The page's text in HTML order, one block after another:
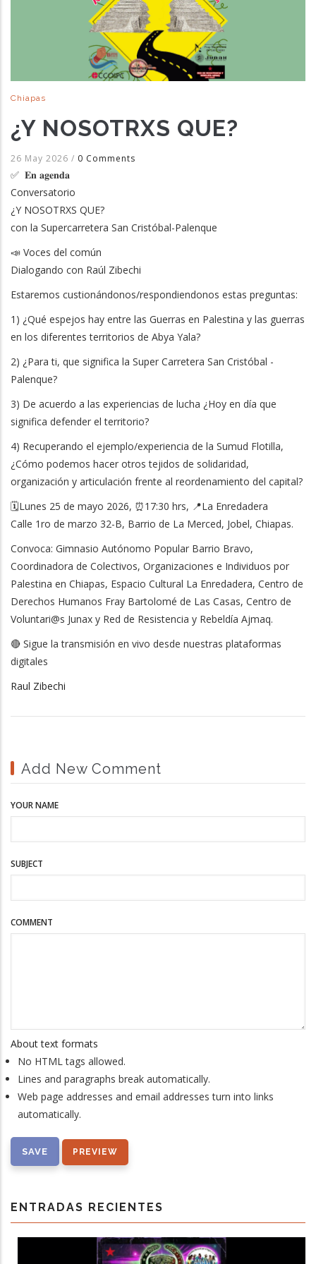
Chiapas
¿Y NOSOTRXS QUE?
26 May 2026 / 0 Comments
✅ 𝐄𝐧 𝐚𝐠𝐞𝐧𝐝𝐚
Conversatorio
¿Y NOSOTRXS QUE?
con la Supercarretera San Cristóbal-Palenque
📣 Voces del común
Dialogando con Raúl Zibechi
Estaremos custionándonos/respondiendonos estas preguntas:
1) ¿Qué espejos hay entre las Guerras en Palestina y las guerras
en los diferentes territorios de Abya Yala?
2) ¿Para ti, que significa la Super Carretera San Cristóbal -
Palenque?
3) De acuerdo a las experiencias de lucha ¿Hoy en día que
significa defender el territorio?
4) Recuperando el ejemplo/experiencia de la Sumud Flotilla,
¿Cómo podemos hacer otros tejidos de solidaridad,
organización y articulación frente al reordenamiento del capital?
🗓️Lunes 25 de mayo 2026, ⏰17:30 hrs, 📍La Enredadera
Calle 1ro de marzo 32-B, Barrio de La Merced, Jobel, Chiapas.
Convoca: Gimnasio Autónomo Popular Barrio Bravo,
Coordinadora de Colectivos, Organizaciones e Individuos por
Palestina en Chiapas, Espacio Cultural La Enredadera, Centro de
Derechos Humanos Fray Bartolomé de Las Casas, Centro de
Voluntari@s Junax y Red de Resistencia y Rebeldía Ajmaq.
🔴 Sigue la transmisión en vivo desde nuestras plataformas
digitales
Raul Zibechi
Add New Comment
YOUR NAME
SUBJECT
COMMENT
About text formats
No HTML tags allowed.
Lines and paragraphs break automatically.
Web page addresses and email addresses turn into links
automatically.
ENTRADAS RECIENTES